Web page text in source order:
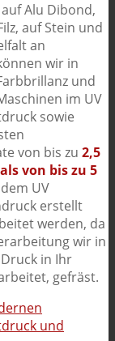
Alu Dibond,
auf Stein und
an
wir in
und
im UV
sowie
von bis zu 2,5
von bis zu 5
UV
erstellt
werden, da
wir in
in Ihr
gefräst.
und